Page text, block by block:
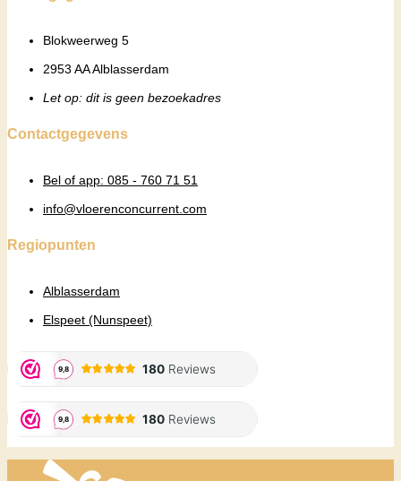
Blokweerweg 5
2953 AA Alblasserdam
Let op: dit is geen bezoekadres
Contactgegevens
Bel of app: 085 - 760 71 51
info@vloerenconcurrent.com
Regiopunten
Alblasserdam
Elspeet (Nunspeet)